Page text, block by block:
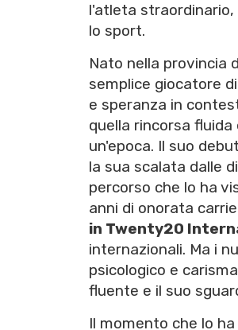
l'atleta
lo sport.
Nato nella provincia
semplice giocatore
e speranza in
quella rincorsa
un'epoca. Il suo
la sua scalata dalle
percorso che lo ha
anni di onorata
in Twenty20
internazionali. Ma i
psicologico e
fluente e il suo
Il momento che lo